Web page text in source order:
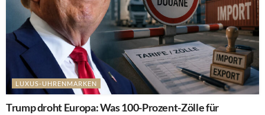
LUXUS-UHRENMARKEN
Trump droht Europa: Was 100-Prozent-Zölle für